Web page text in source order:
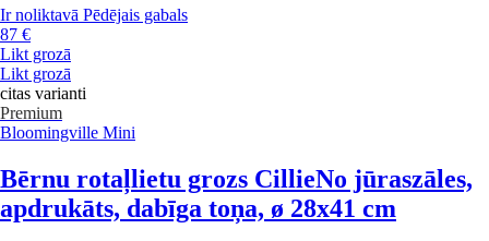
Ir noliktavā Pēdējais gabals
87 €
Likt grozā
Likt grozā
citas varianti
Premium
Bloomingville Mini
Bērnu rotaļlietu grozs CillieNo jūraszāles,
apdrukāts, dabīga toņa, ø 28x41 cm